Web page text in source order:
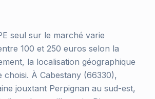
seul sur le marché varie
100 et 250 euros selon la
la localisation géographique
choisi. À Cabestany (66330),
jouxtant Perpignan au sud-est,